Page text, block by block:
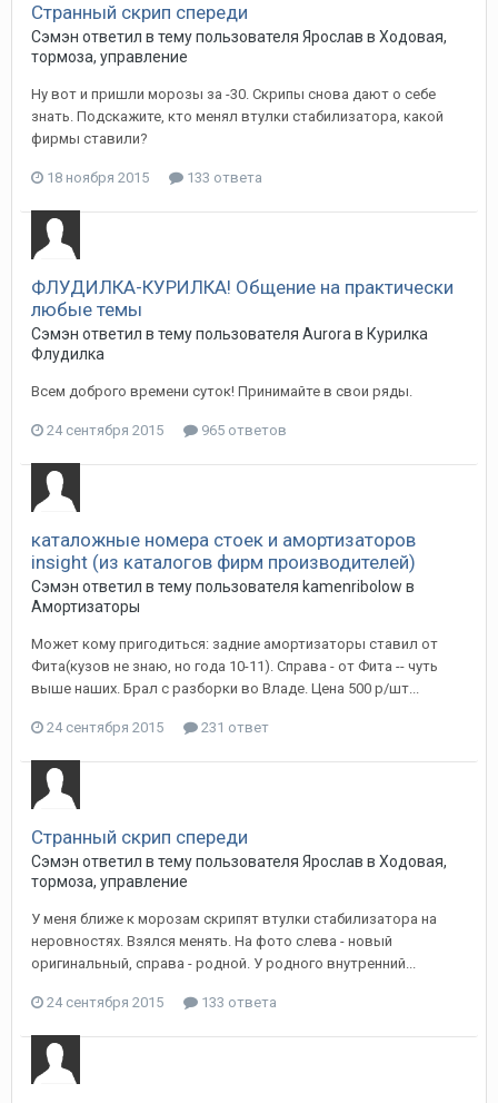
Странный скрип спереди
Сэмэн ответил в тему пользователя Ярослав в Ходовая,
тормоза, управление
Ну вот и пришли морозы за -30. Скрипы снова дают о себе
знать. Подскажите, кто менял втулки стабилизатора, какой
фирмы ставили?
18 ноября 2015 133 ответа
ФЛУДИЛКА-КУРИЛКА! Общение на практически
любые темы
Сэмэн ответил в тему пользователя Aurora в Курилка
Флудилка
Всем доброго времени суток! Принимайте в свои ряды.
24 сентября 2015 965 ответов
каталожные номера стоек и амортизаторов
insight (из каталогов фирм производителей)
Сэмэн ответил в тему пользователя kamenribolow в
Амортизаторы
Может кому пригодиться: задние амортизаторы ставил от
Фита(кузов не знаю, но года 10-11). Справа - от Фита -- чуть
выше наших. Брал с разборки во Владе. Цена 500 р/шт...
24 сентября 2015 231 ответ
Странный скрип спереди
Сэмэн ответил в тему пользователя Ярослав в Ходовая,
тормоза, управление
У меня ближе к морозам скрипят втулки стабилизатора на
неровностях. Взялся менять. На фото слева - новый
оригинальный, справа - родной. У родного внутренний...
24 сентября 2015 133 ответа